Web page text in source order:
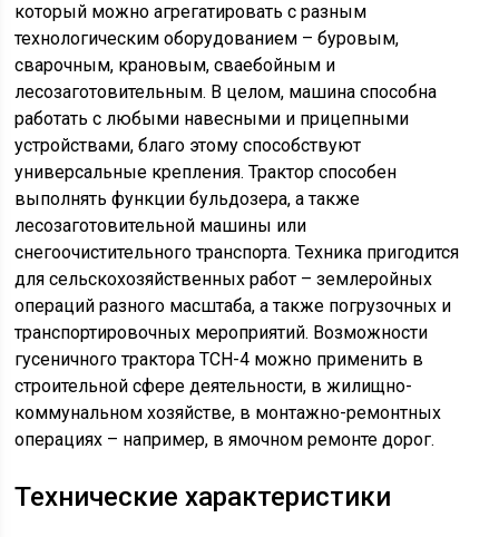
который можно агрегатировать с разным
технологическим оборудованием – буровым,
сварочным, крановым, сваебойным и
лесозаготовительным. В целом, машина способна
работать с любыми навесными и прицепными
устройствами, благо этому способствуют
универсальные крепления. Трактор способен
выполнять функции бульдозера, а также
лесозаготовительной машины или
снегоочистительного транспорта. Техника пригодится
для сельскохозяйственных работ – землеройных
операций разного масштаба, а также погрузочных и
транспортировочных мероприятий. Возможности
гусеничного трактора ТСН-4 можно применить в
строительной сфере деятельности, в жилищно-
коммунальном хозяйстве, в монтажно-ремонтных
операциях – например, в ямочном ремонте дорог.
Технические характеристики